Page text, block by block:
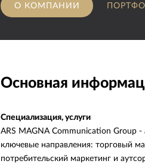
О КОМПАНИИ
Основная
Специализация, услуги
ARS MAGNA Communication Group
ключевые направления: торговый
потребительский маркетинг и